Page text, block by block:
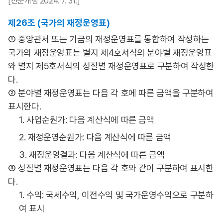
제26조 (국가의 재정운영표)
① 중앙관서 또는 기금의 재정운영표를 통합하여 작성하는
국가의 재정운영표는 별지 제4호서식의 분야별 재정운영표
와 별지 제5호서식의 성질별 재정운영표로 구분하여 작성한
다.
② 분야별 재정운영표는 다음 각 호에 따른 금액을 구분하여
표시한다.
1. 사업순원가: 다음 계산식에 따른 금액
2. 재정운영순원가: 다음 계산식에 따른 금액
3. 재정운영결과: 다음 계산식에 따른 금액
③ 성질별 재정운영표는 다음 각 호와 같이 구분하여 표시한
다.
1. 수익: 국세수익, 이전수익 및 국가운영수익으로 구분하
여 표시